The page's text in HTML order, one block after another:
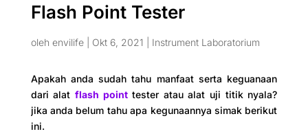
Flash Point Tester
oleh envilife| Okt 6, 2021 Instrument Laboratorium
Apakah anda sudah tahu manfaat serta keguanaan
dari alat flash pointtester atau alat uji titik nyala?
jika anda belum tahu apa kegunaannya simak berikut
ini.